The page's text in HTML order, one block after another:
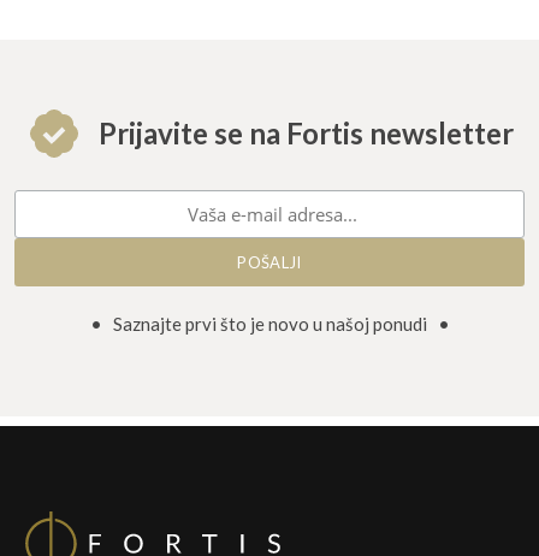
Prijavite se na Fortis newsletter
• Saznajte prvi što je novo u našoj ponudi •